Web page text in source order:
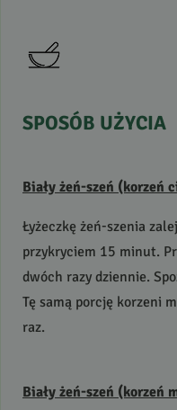
SPOSÓB UŻYCIA
Biały żeń-szeń (korzeń
Łyżeczkę żeń-szenia
przykryciem 15 minut.
dwóch razy dziennie.
Tę samą porcję korzeni
raz.
Biały żeń-szeń (korzeń